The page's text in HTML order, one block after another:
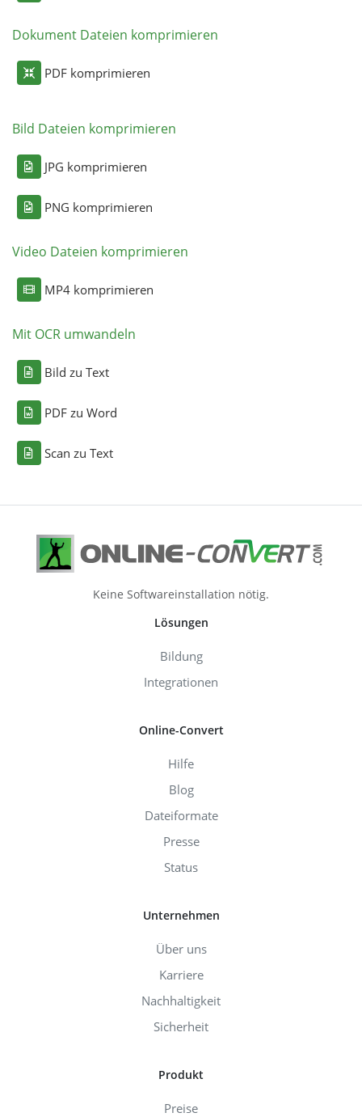
Dokument Dateien komprimieren
PDF komprimieren
Bild Dateien komprimieren
JPG komprimieren
PNG komprimieren
Video Dateien komprimieren
MP4 komprimieren
Mit OCR umwandeln
Bild zu Text
PDF zu Word
Scan zu Text
Keine Softwareinstallation nötig.
Lösungen
Bildung
Integrationen
Online-Convert
Hilfe
Blog
Dateiformate
Presse
Status
Unternehmen
Über uns
Karriere
Nachhaltigkeit
Sicherheit
Produkt
Preise